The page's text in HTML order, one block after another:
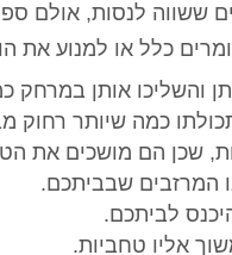
ששווה לנסות, אולם
כלל או למנוע את
והשליכו אותן במרחק
כמה שיותר רחוק
שכן הם מושכים את
המרזבים שבביתכם.
לביתכם.
אליו טחביות.